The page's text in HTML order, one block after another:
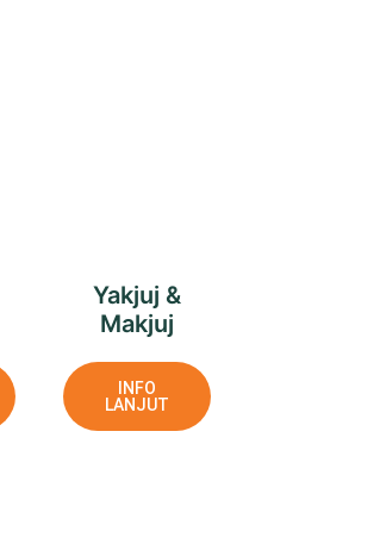
Yakjuj &
Makjuj
INFO
LANJUT